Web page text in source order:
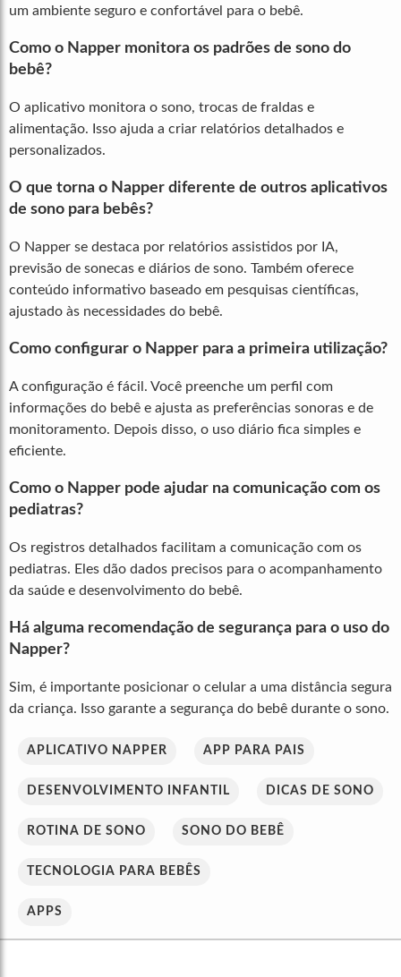
um ambiente seguro e confortável para o bebê.
Como o Napper monitora os padrões de sono do
bebê?
O aplicativo monitora o sono, trocas de fraldas e
alimentação. Isso ajuda a criar relatórios detalhados e
personalizados.
O que torna o Napper diferente de outros aplicativos
de sono para bebês?
O Napper se destaca por relatórios assistidos por IA,
previsão de sonecas e diários de sono. Também oferece
conteúdo informativo baseado em pesquisas científicas,
ajustado às necessidades do bebê.
Como configurar o Napper para a primeira utilização?
A configuração é fácil. Você preenche um perfil com
informações do bebê e ajusta as preferências sonoras e de
monitoramento. Depois disso, o uso diário fica simples e
eficiente.
Como o Napper pode ajudar na comunicação com os
pediatras?
Os registros detalhados facilitam a comunicação com os
pediatras. Eles dão dados precisos para o acompanhamento
da saúde e desenvolvimento do bebê.
Há alguma recomendação de segurança para o uso do
Napper?
Sim, é importante posicionar o celular a uma distância segura
da criança. Isso garante a segurança do bebê durante o sono.
APLICATIVO NAPPER APP PARA PAIS
DESENVOLVIMENTO INFANTIL DICAS DE SONO
ROTINA DE SONO SONO DO BEBÊ
TECNOLOGIA PARA BEBÊS
APPS